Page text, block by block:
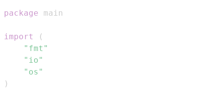
package
import
(
"fmt"
"io"
"os"
)